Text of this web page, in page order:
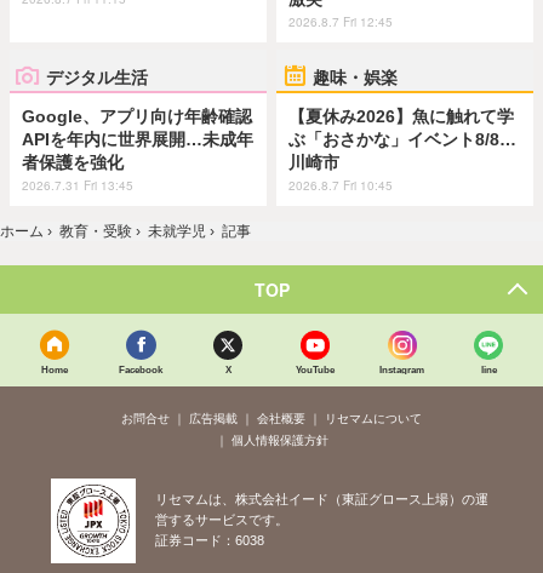
2026.8.7 Fri 12:45
デジタル生活
Google、アプリ向け年齢確認
APIを年内に世界展開…未成年
者保護を強化
2026.7.31 Fri 13:45
趣味・娯楽
【夏休み2026】魚に触れて学
ぶ「おさかな」イベント8/8…
川崎市
2026.8.7 Fri 10:45
ホーム › 教育・受験 › 未就学児 › 記事
TOP
Home Facebook X YouTube Instagram line
お問合せ 広告掲載 会社概要
リセマムについて
個人情報保護方針
リセマムは、株式会社イード（東証グロース上場）の運
営するサービスです。
証券コード：6038